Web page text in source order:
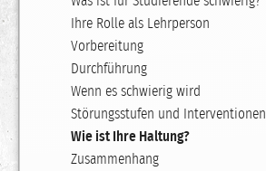
Ihre Rolle als Lehrperson
Vorbereitung
Durchführung
Wenn es schwierig wird
Störungsstufen und Interventionen
Wie ist Ihre Haltung?
Zusammenhang